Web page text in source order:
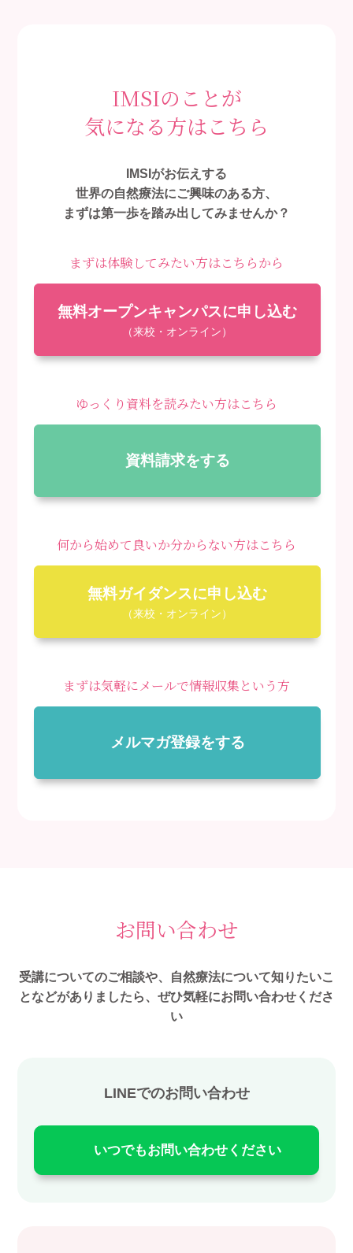
IMSIのことが
気になる方はこちら
IMSIがお伝えする
世界の自然療法にご興味のある方、
まずは第一歩を踏み出してみませんか？
まずは体験してみたい方はこちらから
無料オープンキャンパスに申し込む
（来校・オンライン）
ゆっくり資料を読みたい方はこちら
資料請求をする
何から始めて良いか分からない方はこちら
無料ガイダンスに申し込む
（来校・オンライン）
まずは気軽にメールで情報収集という方
メルマガ登録をする
お問い合わせ
受講についてのご相談や、自然療法について知りたいこ
となどがありましたら、ぜひ気軽にお問い合わせくださ
い
LINEでのお問い合わせ
いつでもお問い合わせください